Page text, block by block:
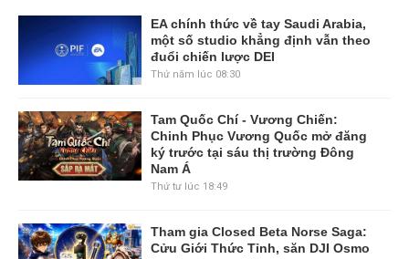
EA chính thức về tay Saudi Arabia,
một số studio khẳng định vẫn theo
đuổi chiến lược DEI
Thứ năm lúc 08:30
Tam Quốc Chí - Vương Chiến:
Chinh Phục Vương Quốc mở đăng
ký trước tại sáu thị trường Đông
Nam Á
Thứ tư lúc 18:49
Tham gia Closed Beta Norse Saga:
Cửu Giới Thức Tỉnh, săn DJI Osmo